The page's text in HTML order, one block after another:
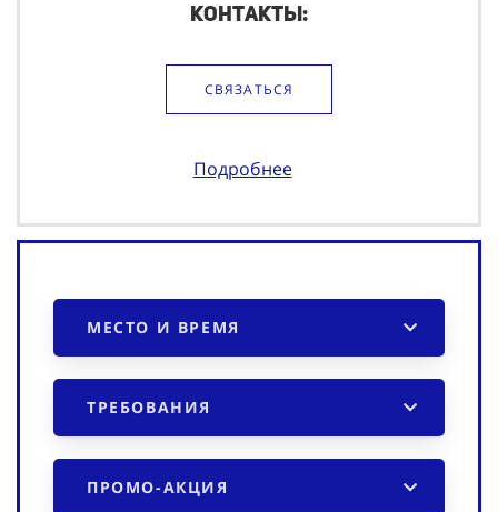
Контакты:
СВЯЗАТЬСЯ
Подробнее
МЕСТО И ВРЕМЯ
ТРЕБОВАНИЯ
ПРОМО-АКЦИЯ